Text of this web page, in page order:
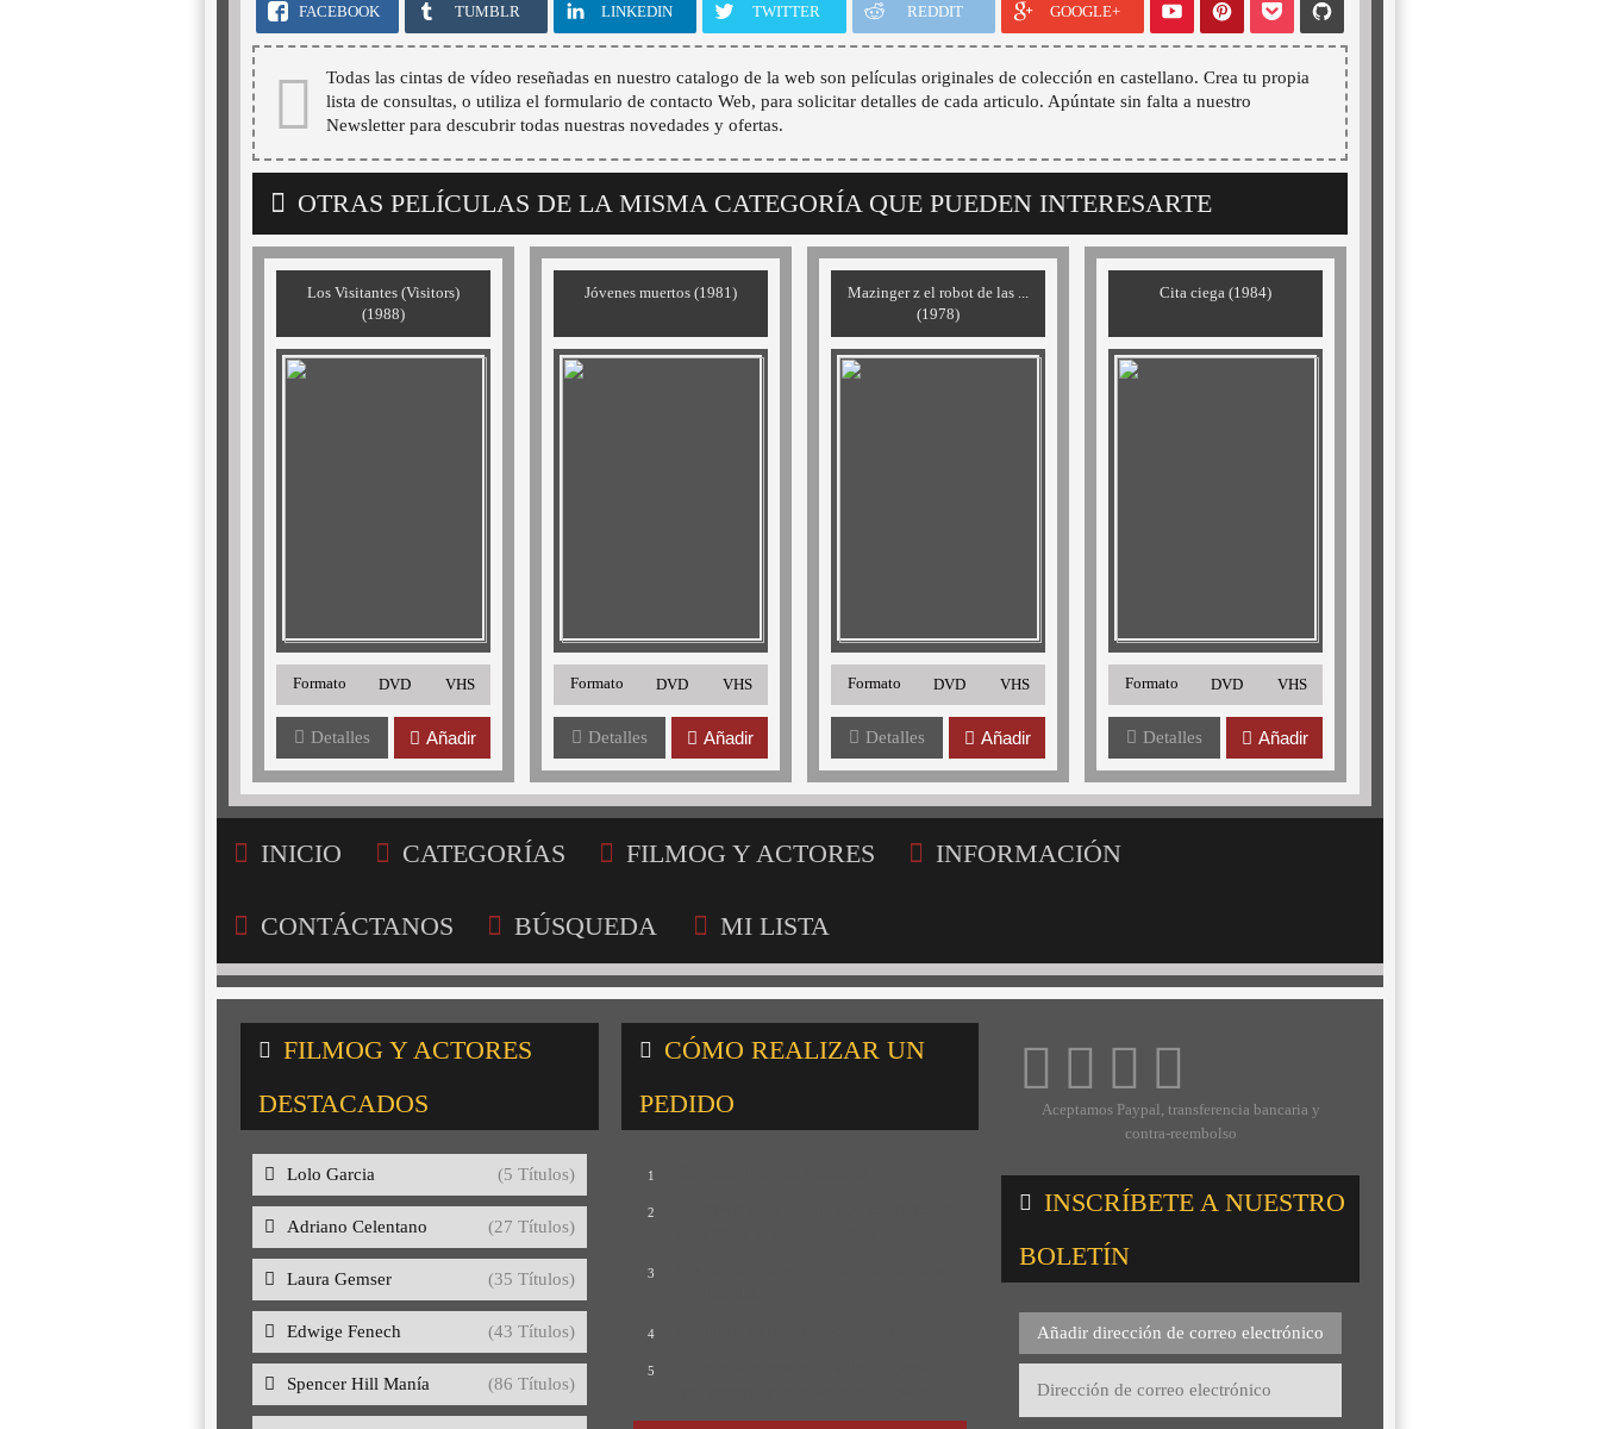
FACEBOOK TUMBLR LINKEDIN TWITTER REDDIT GOOGLE+
Todas las cintas de vídeo reseñadas en nuestro catalogo de la web son películas originales de colección en castellano. Crea tu propia
lista de consultas, o utiliza el formulario de contacto Web, para solicitar detalles de cada articulo. Apúntate sin falta a nuestro
Newsletter para descubrir todas nuestras novedades y ofertas.
OTRAS PELÍCULAS DE LA MISMA CATEGORÍA QUE PUEDEN INTERESARTE
Los Visitantes (Visitors)
(1988)
Formato DVD VHS
Detalles Añadir
Jóvenes muertos (1981)
Formato DVD VHS
Detalles Añadir
Mazinger z el robot de las ...
(1978)
Formato DVD VHS
Detalles Añadir
Cita ciega (1984)
Formato DVD VHS
Detalles Añadir
INICIO CATEGORÍAS FILMOG Y ACTORES INFORMACIÓN
CONTÁCTANOS BÚSQUEDA MI LISTA
FILMOG Y ACTORES
DESTACADOS
Lolo Garcia (5 Títulos)
Adriano Celentano (27 Títulos)
Laura Gemser (35 Títulos)
Edwige Fenech (43 Títulos)
Spencer Hill Manía (86 Títulos)
CÓMO REALIZAR UN
PEDIDO
1
2
3
4
5
Aceptamos Paypal, transferencia bancaria y
contra-reembolso
INSCRÍBETE A NUESTRO
BOLETÍN
Añadir dirección de correo electrónico